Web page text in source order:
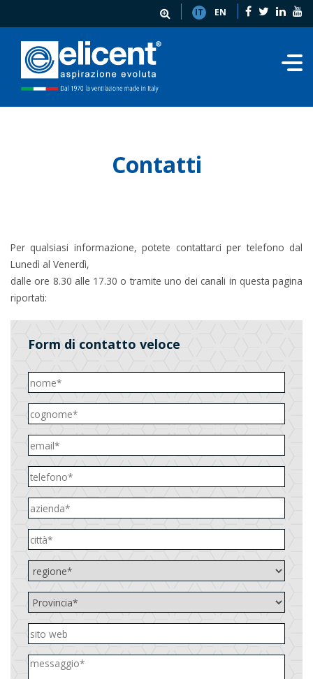
IT EN
Contatti
Per qualsiasi informazione, potete contattarci per telefono dal
Lunedì al Venerdì,
dalle ore 8.30 alle 17.30 o tramite uno dei canali in questa pagina
riportati:
Form di contatto veloce